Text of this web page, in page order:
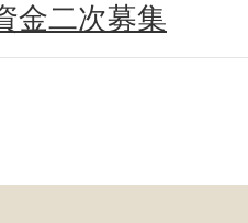
金二次募集